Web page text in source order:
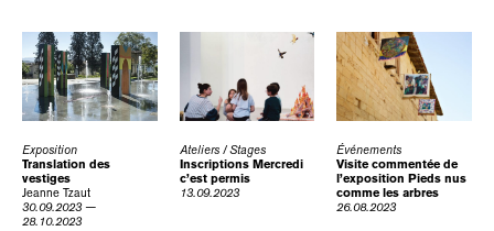
Exposition
Translation des
vestiges
Jeanne Tzaut
30.09.2023 —
28.10.2023
Ateliers / Stages
Inscriptions Mercredi
c’est permis
13.09.2023
Événements
Visite commentée de
l’exposition Pieds nus
comme les arbres
26.08.2023